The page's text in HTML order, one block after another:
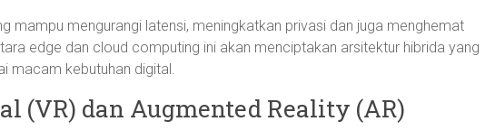
mampu mengurangi latensi, meningkatkan privasi dan juga menghemat
edge dan cloud computing ini akan menciptakan arsitektur hibrida yang
macam kebutuhan digital.
(VR) dan Augmented Reality (AR)